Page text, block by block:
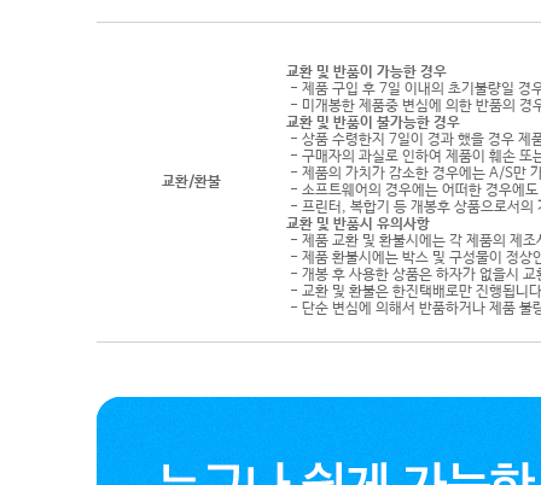
교환/환불
교환 및 반품이 가능한 경우
- 제품 구입 후 7일 이내의 초기불량일 경
- 미개봉한 제품중 변심에 의한 반품의 경
교환 및 반품이 불가능한 경우
- 상품 수령한지 7일이 경과 했을 경우 제
- 구매자의 과실로 인하여 제품이 훼손 또
- 제품의 가치가 감소한 경우에는 A/S만
- 소프트웨어의 경우에는 어떠한 경우에
- 프린터, 복합기 등 개봉후 상품으로서의
교환 및 반품시 유의사항
- 제품 교환 및 환불시에는 각 제품의 제
- 제품 환불시에는 박스 및 구성물이 정상
- 개봉 후 사용한 상품은 하자가 없을시
- 교환 및 환불은 한진택배로만 진행됩니
- 단순 변심에 의해서 반품하거나 제품